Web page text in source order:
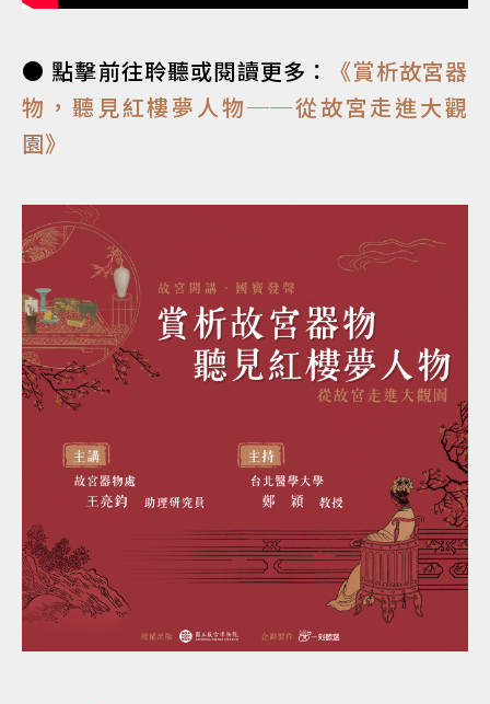
● 點擊前往聆聽或閱讀更多：
《賞析故宮器
物，聽見紅樓夢人物──從故宮走進大觀
園》